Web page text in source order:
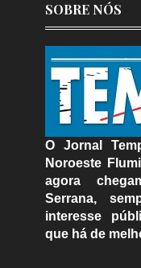
SOBRE NÓS
O Jornal
Noroeste
agora
Serrana,
interesse
que há de